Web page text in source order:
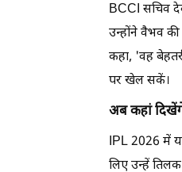
BCCI सचिव
उन्होंने वैभव
कहा, 'वह
पर खेल सकें।
अब कहां
IPL 2026 में
लिए उन्हें तिलक